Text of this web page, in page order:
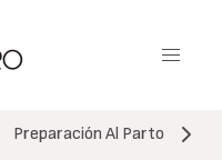
Preparación Al Parto